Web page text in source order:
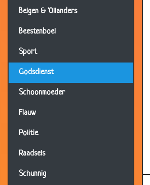
Belgen & 'Ollanders
Beestenboel
Sport
Godsdienst
Schoonmoeder
Flauw
Politie
Raadsels
Schunnig